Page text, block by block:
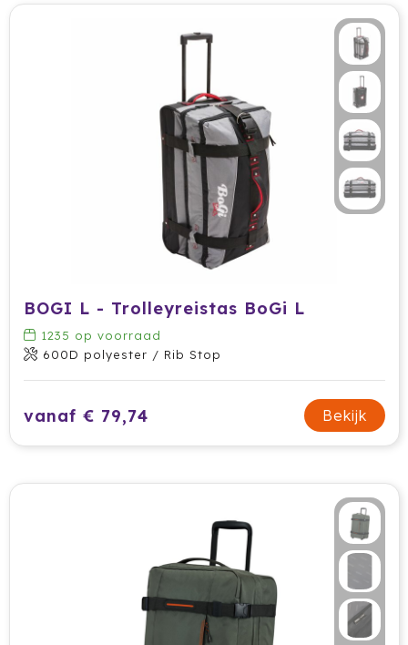
BOGI L - Trolleyreistas BoGi L
1235 op voorraad
600D polyester / Rib Stop
vanaf € 79,74 Bekijk